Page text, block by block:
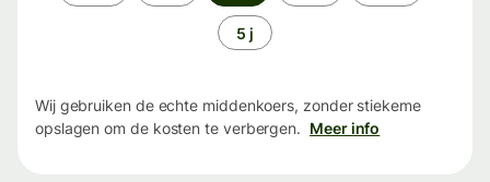
5 j
Wij gebruiken de echte middenkoers, zonder stiekeme
opslagen om de kosten te verbergen. Meer info